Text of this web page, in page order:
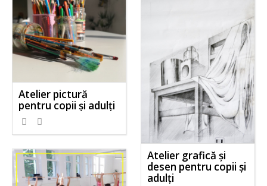
Atelier pictură
pentru copii și adulți
Atelier grafică și
desen pentru copii și
adulți